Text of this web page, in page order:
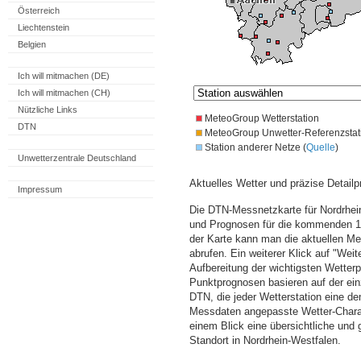
Österreich
Liechtenstein
Belgien
Ich will mitmachen (DE)
Ich will mitmachen (CH)
Nützliche Links
DTN
Unwetterzentrale Deutschland
Impressum
MeteoGroup Wetterstation
MeteoGroup Unwetter-
Station anderer Netze (Quelle)
Aktuelles Wetter und präzise
Die DTN-Messnetzkarte für
und Prognosen für die kommenden
der Karte kann man die aktuellen
abrufen. Ein weiterer Klick auf
Aufbereitung der wichtigsten
Punktprognosen basieren auf der
DTN, die jeder Wetterstation eine
Messdaten angepasste Wetter-
einem Blick eine übersichtliche und
Standort in Nordrhein-Westfalen.